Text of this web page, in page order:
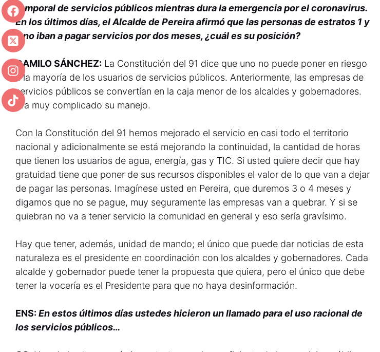
temporal de servicios públicos mientras dura la emergencia por el coronavirus.
En los últimos días, el Alcalde de Pereira afirmó que las personas de estratos 1 y
2 no iban a pagar servicios por dos meses, ¿cuál es su posición?
CAMILO SÁNCHEZ: La Constitución del 91 dice que uno no puede poner en riesgo
a la mayoría de los usuarios de servicios públicos. Anteriormente, las empresas de
servicios públicos se convertían en la caja menor de los alcaldes y gobernadores.
Era muy complicado su manejo.
Con la Constitución del 91 hemos mejorado el servicio en casi todo el territorio
nacional y adicionalmente se está mejorando la continuidad, la cantidad de horas
que tienen los usuarios de agua, energía, gas y TIC. Si usted quiere decir que hay
gratuidad tiene que poner de sus recursos disponibles el valor de lo que van a dejar
de pagar las personas. Imagínese usted en Pereira, que duremos 3 o 4 meses y
digamos que no se pague, muy seguramente las empresas van a quebrar. Y si se
quiebran no va a tener servicio la comunidad en general y eso sería gravísimo.
Hay que tener, además, unidad de mando; el único que puede dar noticias de esta
naturaleza es el presidente en coordinación con los alcaldes y gobernadores. Cada
alcalde y gobernador puede tener la propuesta que quiera, pero el único que debe
tener la vocería es el Presidente para que no haya desinformación.
ENS: En estos últimos días ustedes hicieron un llamado para el uso racional de
los servicios públicos…